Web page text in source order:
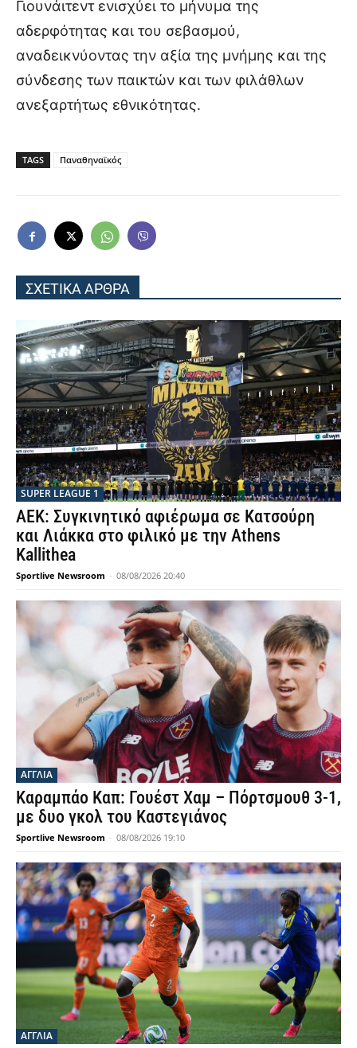
Γιουνάιτεντ ενισχύει το μήνυμα της
αδερφότητας και του σεβασμού,
αναδεικνύοντας την αξία της μνήμης και της
σύνδεσης των παικτών και των φιλάθλων
ανεξαρτήτως εθνικότητας.
TAGS Παναθηναϊκός
ΣΧΕΤΙΚΑ ΑΡΘΡΑ
SUPER LEAGUE 1
ΑΕΚ: Συγκινητικό αφιέρωμα σε Κατσούρη
και Λιάκκα στο φιλικό με την Athens
Kallithea
Sportlive Newsroom - 08/08/2026 20:40
ΑΓΓΛΙΑ
Καραμπάο Καπ: Γουέστ Χαμ – Πόρτσμουθ 3-1,
με δυο γκολ του Καστεγιάνος
Sportlive Newsroom - 08/08/2026 19:10
ΑΓΓΛΙΑ